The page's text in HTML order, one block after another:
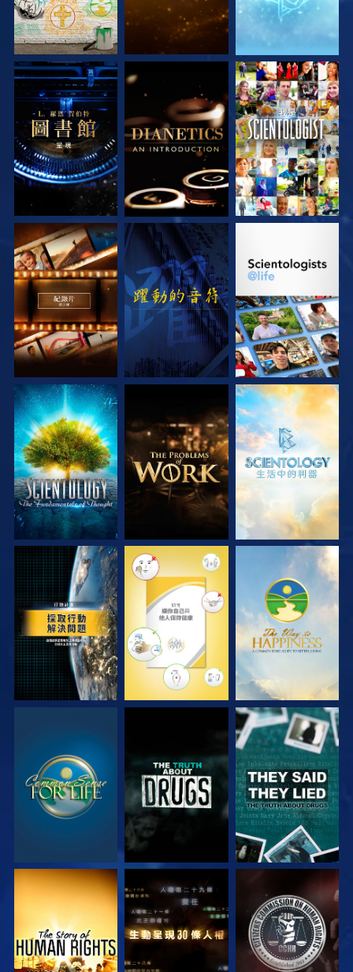
探索系列節目 探索系列節目 觀看
探索系列節目 觀看 探索系列節目
探索系列節目 探索系列節目 探索系列節目
觀看 觀看 觀看
觀看 觀看 觀看
觀看 觀看 觀看